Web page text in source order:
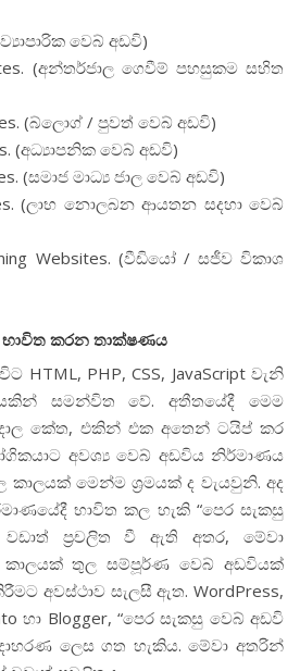
වෙබ් අඩවි)
(අන්තර්ජාල ගෙවීම් පහසුකම සහිත
(බ්ලොග් / පුවත් වෙබ් අඩවි)
(අධ්‍යාපනික වෙබ් අඩවි)
(සමාජ මාධ්‍ය ජාල වෙබ් අඩවි)
(ලාභ නොලබන ආයතන සදහා වෙබ්
Websites. (වීඩියෝ / සජීව විකාශ
භාවිත කරන තාක්ෂණය
PHP, CSS, JavaScript වැනි
සමන්විත වේ. අතීතයේදී මෙම
කේත, එකින් එක අතෙන් ටයිප් කර
අවශ්‍ය වෙබ් අඩවිය නිර්මාණය
කාලයක් මෙන්ම ශ්‍රමයක් ද වැයවුනි. අද
භාවිත කල හැකි “පෙර සැකසු
වඩාත් ප්‍රචලිත වී ඇති අතර, මේවා
කාලයක් තුල සම්පූර්ණ වෙබ් අඩවියක්
අවස්ථාව සැලසී ඇත. WordPress,
හා Blogger, “පෙර සැකසු වෙබ් අඩවි
ලෙස ගත හැකිය. මේවා අතරින්